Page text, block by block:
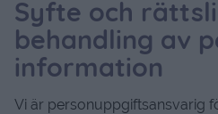
Syfte och
behandling av
information
Vi är personuppgiftsansvarig